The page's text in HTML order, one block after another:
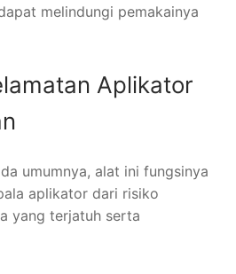
melindungi pemakainya
Aplikator
umumnya, alat ini fungsinya
aplikator dari risiko
yang terjatuh serta